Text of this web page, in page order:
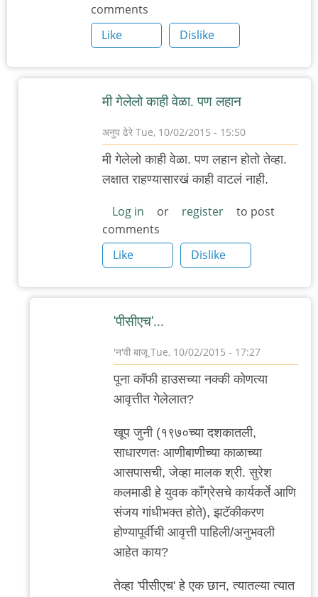
comments
Like
Dislike
मी गेलेलो काही वेळा. पण लहान
अनुप ढेरे Tue, 10/02/2015 - 15:50
In
डेक्कनला
असलेल्या
(कै)
पूना
by
मी गेलेलो काही वेळा. पण लहान होतो तेव्हा.
लक्षात राहण्यासारखं काही वाटलं नाही.
Log in or register
to post
comments
Like
Dislike
'पीसीएच'...
'न'वी बाजूTue, 10/02/2015 - 17:27
In
reply
मी
गेलेलो
काही
वेळा.
पण
लहान
by
ढेरे
पूना कॉफी हाउसच्या नक्की कोणत्या
आवृत्तीत गेलेलात?
खूप जुनी (१९७०च्या दशकातली,
साधारणतः आणीबाणीच्या काळाच्या
आसपासची, जेव्हा मालक श्री. सुरेश
कलमाडी हे युवक काँग्रेसचे कार्यकर्ते आणि
संजय गांधीभक्त होते), झटॅकीकरण
होण्यापूर्वीची आवृत्ती पाहिली/अनुभवली
आहेत काय?
तेव्हा 'पीसीएच' हे एक छान, त्यातल्या त्यात